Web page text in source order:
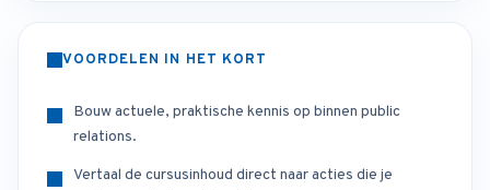
VOORDELEN IN HET KORT
Bouw actuele, praktische kennis op binnen public
relations.
Vertaal de cursusinhoud direct naar acties die je